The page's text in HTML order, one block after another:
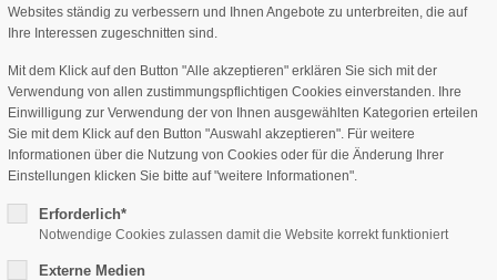
Websites ständig zu verbessern und Ihnen Angebote zu unterbreiten, die auf
Ihre Interessen zugeschnitten sind.
Mit dem Klick auf den Button "Alle akzeptieren" erklären Sie sich mit der
Verwendung von allen zustimmungspflichtigen Cookies einverstanden. Ihre
Einwilligung zur Verwendung der von Ihnen ausgewählten Kategorien erteilen
Sie mit dem Klick auf den Button "Auswahl akzeptieren". Für weitere
Informationen über die Nutzung von Cookies oder für die Änderung Ihrer
Einstellungen klicken Sie bitte auf "weitere Informationen".
Erforderlich*
Notwendige Cookies zulassen damit die Website korrekt funktioniert
Externe Medien